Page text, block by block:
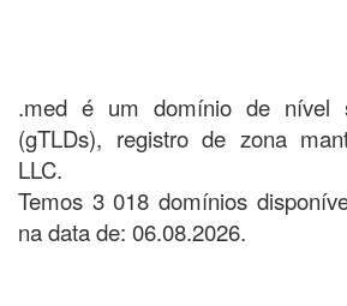
.med é um domínio de nível
(gTLDs), registro de zona
LLC.
Temos 3 018 domínios
na data de: 06.08.2026.